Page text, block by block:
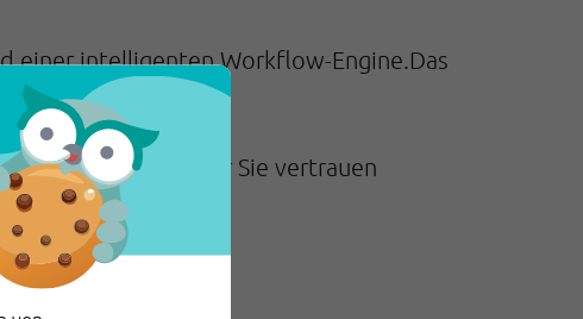
einer intelligenten Workflow-Engine.Das
flexibel anpasst.
Eine KI, der Sie vertrauen